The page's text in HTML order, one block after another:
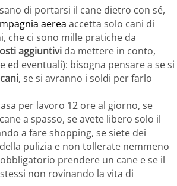
di portarsi il cane dietro con sé,
aerea accetta solo cani di
che ci sono mille pratiche da
aggiuntivi da mettere in conto,
eventuali): bisogna pensare a se si
, se si avranno i soldi per farlo
per lavoro 12 ore al giorno, se
a spasso, se avete libero solo il
a fare shopping, se siete dei
pulizia e non tollerate nemmeno
prendere un cane e se il
non rovinando la vita di